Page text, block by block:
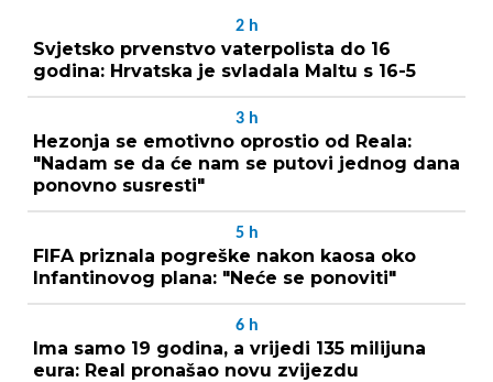
2 h
Svjetsko prvenstvo vaterpolista do 16
godina: Hrvatska je svladala Maltu s 16-5
3 h
Hezonja se emotivno oprostio od Reala:
"Nadam se da će nam se putovi jednog dana
ponovno susresti"
5 h
FIFA priznala pogreške nakon kaosa oko
Infantinovog plana: "Neće se ponoviti"
6 h
Ima samo 19 godina, a vrijedi 135 milijuna
eura: Real pronašao novu zvijezdu